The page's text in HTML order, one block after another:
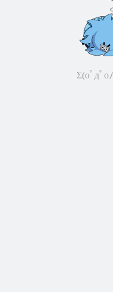
Σ(oﾟдﾟo